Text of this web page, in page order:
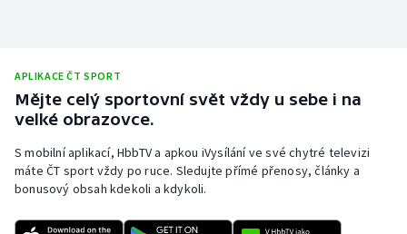
Ragby
Rychlobruslení
Rychlostní kanoistika
Short track
APLIKACE ČT SPORT
Mějte celý sportovní svět vždy u sebe i na
velké obrazovce.
S mobilní aplikací, HbbTV a apkou iVysílání ve své chytré televizi
máte ČT sport vždy po ruce. Sledujte přímé přenosy, články a
bonusový obsah kdekoli a kdykoli.